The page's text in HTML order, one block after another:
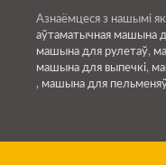
Азнаёмцеся з нашымі
аўтаматычная машына
машына для рулетаў,
машына для выпечкі,
, машына для